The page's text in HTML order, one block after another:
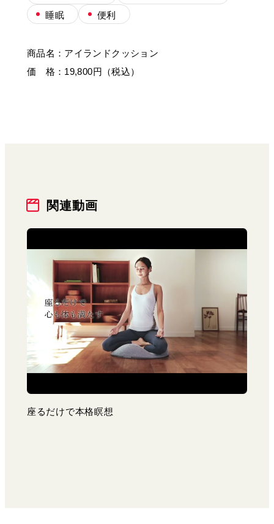
睡眠
便利
商品名：アイランドクッション
価 格：19,800円（税込）
関連動画
座るだけで本格瞑想